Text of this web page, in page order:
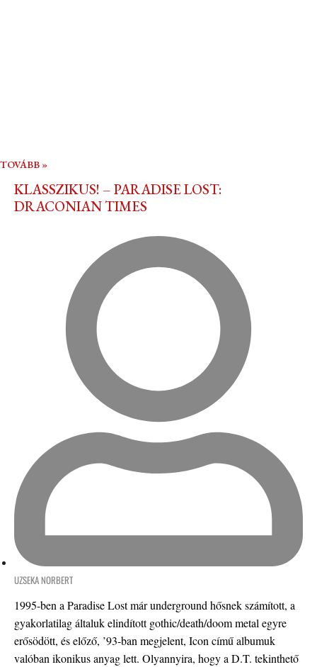
TOVÁBB »
KLASSZIKUS! – PARADISE LOST:
DRACONIAN TIMES
UZSEKA NORBERT
1995-ben a Paradise Lost már underground hősnek számított, a
gyakorlatilag általuk elindított gothic/death/doom metal egyre
erősödött, és előző, ’93-ban megjelent, Icon című albumuk
valóban ikonikus anyag lett. Olyannyira, hogy a D.T. tekinthető